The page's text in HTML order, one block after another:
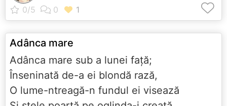
Adânca mare
Adânca mare sub a lunei faţă;
Înseninată de-a ei blondă rază,
O lume-ntreagă-n fundul ei visează